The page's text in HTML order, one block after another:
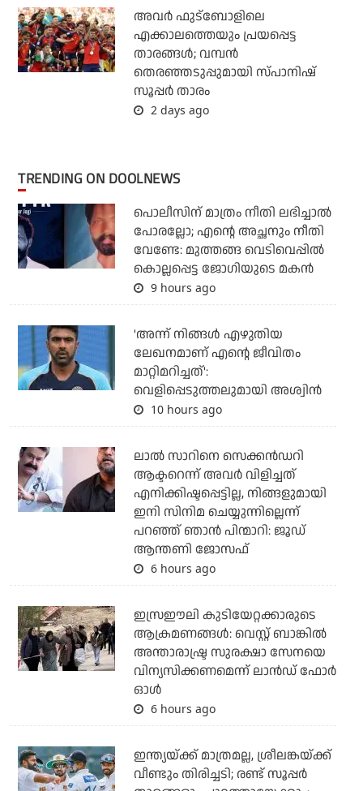
അവര്‍ ഫുട്‌ബോളിലെ
എക്കാലത്തെയും പ്രയപ്പെട്ട
താരങ്ങള്‍; വമ്പന്‍
തെരഞ്ഞടുപ്പുമായി സ്പാനിഷ്
സൂപ്പര്‍ താരം
2 days ago
TRENDING ON DOOLNEWS
പൊലീസിന് മാത്രം നീതി ലഭിച്ചാല്‍
പോരല്ലോ; എന്റെ അച്ഛനും നീതി
വേണ്ടേ: മുത്തങ്ങ വെടിവെപ്പില്‍
കൊല്ലപ്പെട്ട ജോഗിയുടെ മകന്‍
9 hours ago
'അന്ന് നിങ്ങള്‍ എഴുതിയ
ലേഖനമാണ് എന്റെ ജീവിതം
മാറ്റിമറിച്ചത്':
വെളിപ്പെടുത്തലുമായി അശ്വിന്‍
10 hours ago
ലാല്‍ സാറിനെ സെക്കന്‍ഡറി
ആക്ടറെന്ന് അവര്‍ വിളിച്ചത്
എനിക്കിഷ്ടപ്പെട്ടില്ല, നിങ്ങളുമായി
ഇനി സിനിമ ചെയ്യുന്നില്ലെന്ന്
പറഞ്ഞ് ഞാന്‍ പിന്മാറി: ജൂഡ്
ആന്തണി ജോസഫ്
6 hours ago
ഇസ്രഈലി കുടിയേറ്റക്കാരുടെ
ആക്രമണങ്ങള്‍: വെസ്റ്റ് ബാങ്കില്‍
അന്താരാഷ്ട്ര സുരക്ഷാ സേനയെ
വിന്യസിക്കണമെന്ന് ലാന്‍ഡ് ഫോര്‍
ഓള്‍
6 hours ago
ഇന്ത്യയ്ക്ക് മാത്രമല്ല, ശ്രീലങ്കയ്ക്ക്
വീണ്ടും തിരിച്ചടി; രണ്ട് സൂപ്പര്‍